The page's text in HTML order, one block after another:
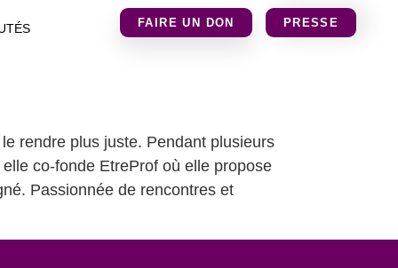
FAIRE UN DON PRESSE
rendre plus juste. Pendant plusieurs
co-fonde EtreProf où elle propose
Passionnée de rencontres et